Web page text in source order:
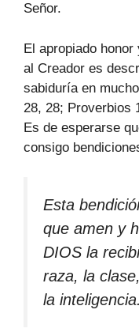
Señor.
El apropiado
al Creador es
sabiduría en
28, 28; Proverbios
Es de esperarse
consigo
Esta
que amen y
DIOS la
raza, la
la inteligencia.